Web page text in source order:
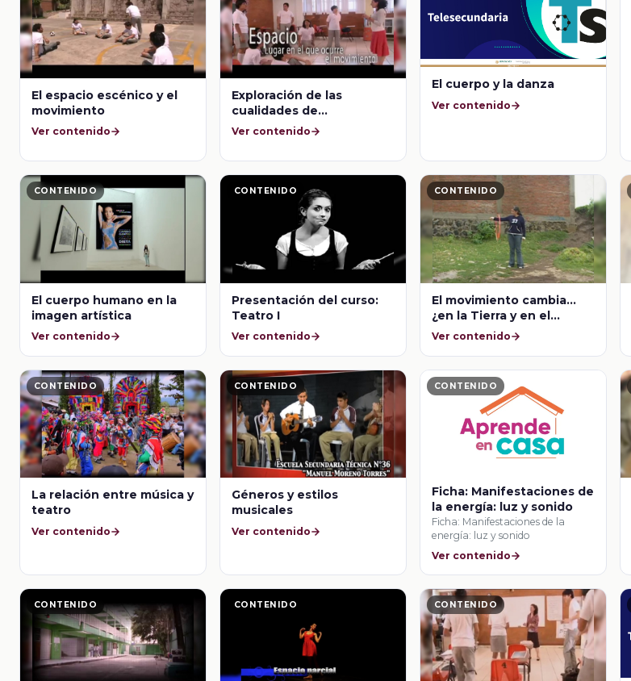
El espacio escénico y el
movimiento
Ver contenido
Exploración de las
cualidades de
movimiento conjugado
Ver contenido
El cuerpo y la danza
Ver contenido
CONTENIDO
El cuerpo humano en la
imagen artística
Ver contenido
CONTENIDO
Presentación del curso:
Teatro I
Ver contenido
CONTENIDO
El movimiento cambia...
¿en la Tierra y en el
espacio?
Ver contenido
CONTENIDO
La relación entre música y
teatro
Ver contenido
CONTENIDO
Géneros y estilos
musicales
Ver contenido
CONTENIDO
Ficha: Manifestaciones de
la energía: luz y sonido
Ficha: Manifestaciones de la
energía: luz y sonido
Ver contenido
CONTENIDO CONTENIDO CONTENIDO